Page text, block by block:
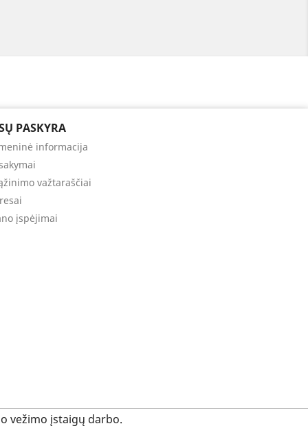
vežimo įstaigų darbo.
PASKYRA
informacija
važtaraščiai
įspėjimai